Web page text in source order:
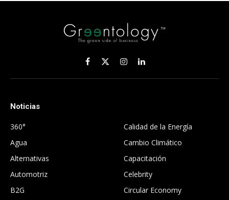
Facebook
X
(Twitter)
InstagramLinkedIn
Noticias
360°
Agua
Alternativas
Automotriz
B2G
Calidad de la Energía
Cambio Climático
Capacitación
Celebrity
Circular Economy